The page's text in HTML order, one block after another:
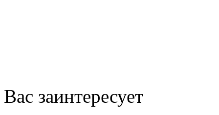
Вас заинтересует